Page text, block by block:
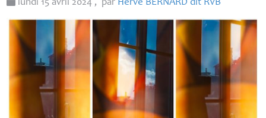
lundi 15 avril 2024 , par Hervé BERNARD dit RVB